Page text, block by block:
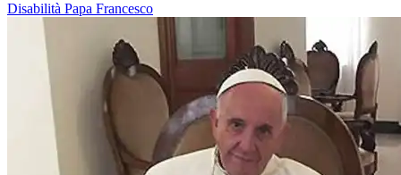
Disabilità Papa Francesco